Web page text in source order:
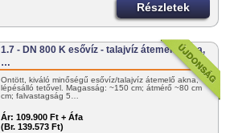
Részletek
1.7 - DN 800 K esővíz - talajvíz átemelő akna,
…
Öntött, kiváló minőségű esővíz/talajvíz átemelő akna,
lépésálló tetővel. Magasság: ~150 cm; átmérő ~80 cm
cm; falvastagság 5…
Ár: 109.900 Ft + Áfa
(Br. 139.573 Ft)